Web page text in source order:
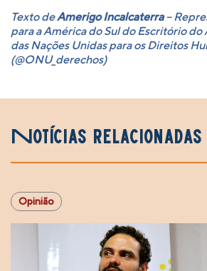
Texto deAmerigo Incalcaterra–
para a América do Sul do Escritório
das Nações Unidas para os Direitos
(@ONU_derechos)
Notícias relacionadas